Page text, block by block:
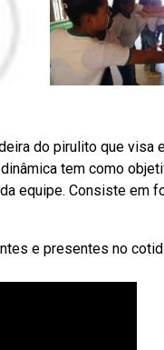
do pirulito que visa
tem como
equipe. Consiste em
e presentes no